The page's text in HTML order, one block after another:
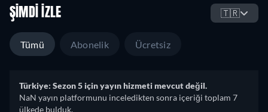
ŞIMDI İZLE 🇹🇷
Tümü Abonelik Ücretsiz
Türkiye: Sezon 5 için yayın hizmeti mevcut değil.
NaN yayın platformunu inceledikten sonra içeriği toplam 7
ülkede bulduk.